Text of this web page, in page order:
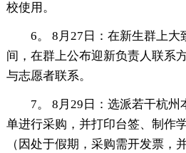
校使用。
6。 8月27日：在新生群上大
间，在群上公布迎新负责人联系
与志愿者联系。
7。 8月29日：选派若干杭州
单进行采购，并打印台签、制作
（因处于假期，采购需开发票，